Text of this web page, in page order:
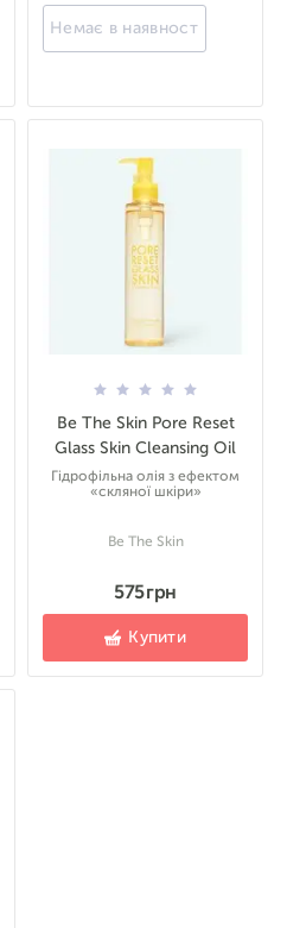
Немає в наявності
Be The Skin Pore Reset
Glass Skin Cleansing Oil
Гідрофільна олія з ефектом
«скляної шкіри»
Be The Skin
575 грн
Купити